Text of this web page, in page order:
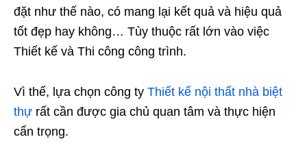
đặt như thế nào, có mang lại kết quả và hiệu quả
tốt đẹp hay không… Tùy thuộc rất lớn vào việc
Thiết kế và Thi công công trình.
Vì thế, lựa chọn công ty Thiết kế nội thất nhà biệt
thự rất cần được gia chủ quan tâm và thực hiện
cẩn trọng.